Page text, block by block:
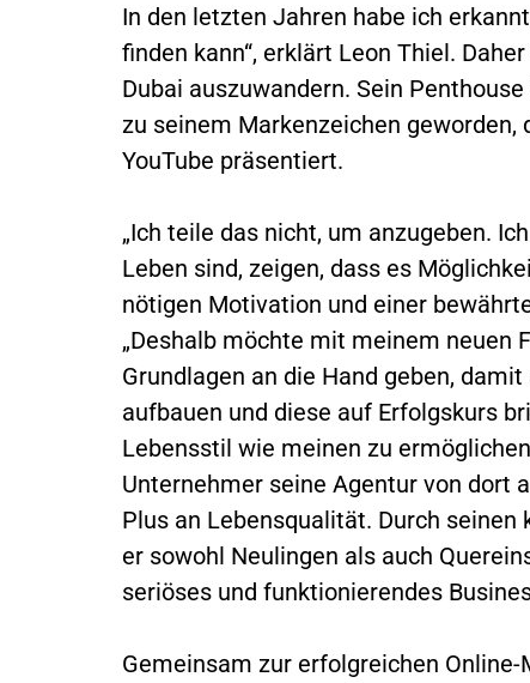
In den letzten Jahren habe ich
finden kann“, erklärt Leon Thiel.
Dubai auszuwandern. Sein
zu seinem Markenzeichen
YouTube präsentiert.
„Ich teile das nicht, um anzugeben.
Leben sind, zeigen, dass es
nötigen Motivation und einer
„Deshalb möchte mit meinem neuen
Grundlagen an die Hand geben,
aufbauen und diese auf Erfolgskurs
Lebensstil wie meinen zu
Unternehmer seine Agentur von dort
Plus an Lebensqualität. Durch
er sowohl Neulingen als auch
seriöses und funktionierendes
Gemeinsam zur erfolgreichen